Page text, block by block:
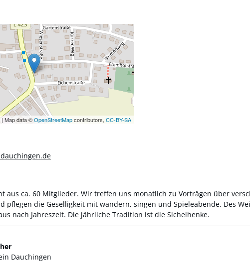
| Map data ©OpenStreetMapcontributors, CC-BY-SA
Dauchingen
aus ca. 60 Mitglieder. Wir treffen uns monatlich zu Vorträgen über
pflegen die Geselligkeit mit wandern, singen und Spieleabende. Des
nach Jahreszeit. Die jährliche Tradition ist die Sichelhenke.